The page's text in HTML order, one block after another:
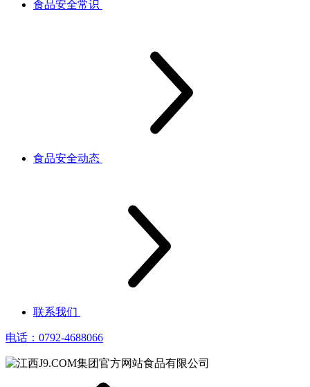
食品安全常识
食品安全动态
联系我们
电话：0792-4688066